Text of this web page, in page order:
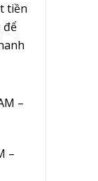
tiền
để
–
–